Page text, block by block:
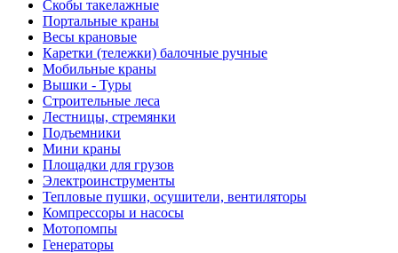
Скобы такелажные
Портальные краны
Весы крановые
Каретки (тележки) балочные ручные
Мобильные краны
Вышки - Туры
Строительные леса
Лестницы, стремянки
Подъемники
Мини краны
Площадки для грузов
Электроинструменты
Тепловые пушки, осушители, вентиляторы
Компрессоры и насосы
Мотопомпы
Генераторы